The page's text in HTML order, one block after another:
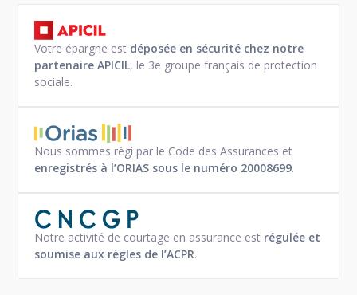
Votre épargne est déposée en sécurité chez notre
partenaire APICIL, le 3e groupe français de protection
sociale.
Nous sommes régi par le Code des Assurances et
enregistrés à l’ORIAS sous le numéro 20008699.
Notre activité de courtage en assurance est régulée et
soumise aux règles de l’ACPR.